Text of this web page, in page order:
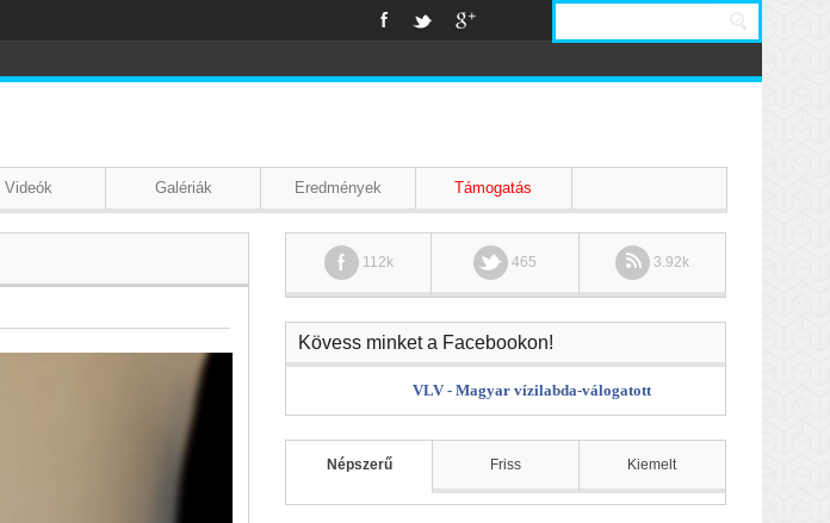
Videók Galériák Eredmények Támogatás
112k 465 3.92k
Kövess minket a Facebookon!
VLV - Magyar vízilabda-válogatott
Népszerű Friss Kiemelt